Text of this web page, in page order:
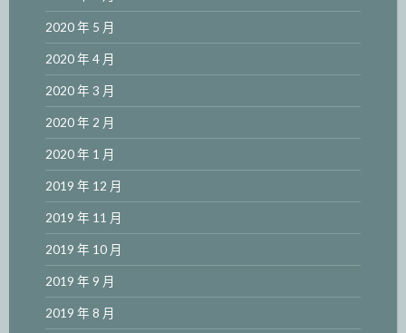
2020 年 5 月
2020 年 4 月
2020 年 3 月
2020 年 2 月
2020 年 1 月
2019 年 12 月
2019 年 11 月
2019 年 10 月
2019 年 9 月
2019 年 8 月